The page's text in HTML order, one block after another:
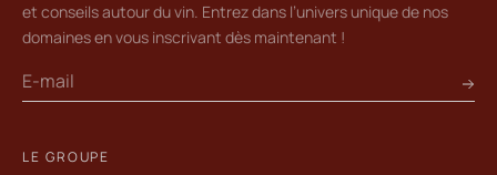
et conseils autour du vin. Entrez dans l’univers unique de nos
domaines en vous inscrivant dès maintenant !
LE GROUPE